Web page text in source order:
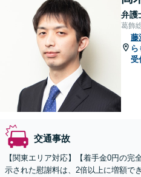
弁護
葛飾
藤
ら
受
交通事故
【関東エリア対応】【着手金0円の完
示された慰謝料は、2倍以上に増額で